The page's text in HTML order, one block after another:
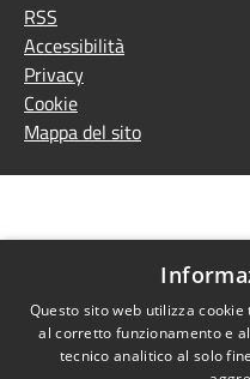
RSS
Accessibilità
Privacy
Cookie
Mappa del sito
Questo sito web utilizza
al corretto funzionamento e
tecnico analitico al solo